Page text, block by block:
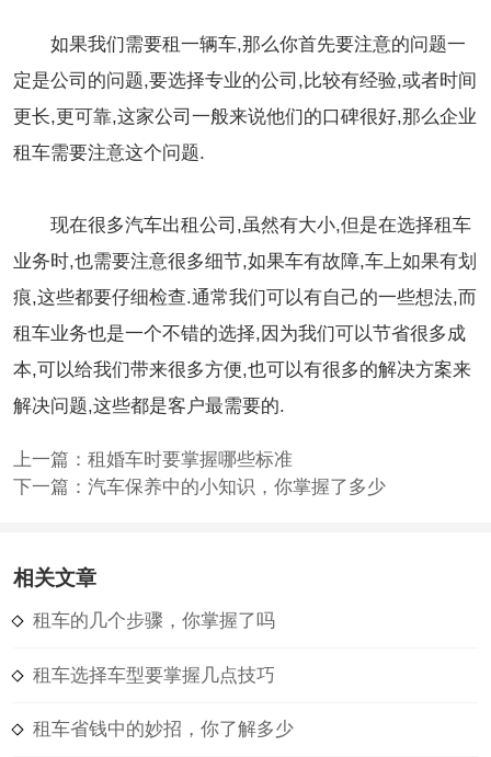
如果我们需要租一辆车,那么你首先要注意的问题一
定是公司的问题,要选择专业的公司,比较有经验,或者时间
更长,更可靠,这家公司一般来说他们的口碑很好,那么企业
租车需要注意这个问题.
现在很多汽车出租公司,虽然有大小,但是在选择租车
业务时,也需要注意很多细节,如果车有故障,车上如果有划
痕,这些都要仔细检查.通常我们可以有自己的一些想法,而
租车业务也是一个不错的选择,因为我们可以节省很多成
本,可以给我们带来很多方便,也可以有很多的解决方案来
解决问题,这些都是客户最需要的.
上一篇： 租婚车时要掌握哪些标准
下一篇： 汽车保养中的小知识，你掌握了多少
相关文章
租车的几个步骤，你掌握了吗
租车选择车型要掌握几点技巧
租车省钱中的妙招，你了解多少